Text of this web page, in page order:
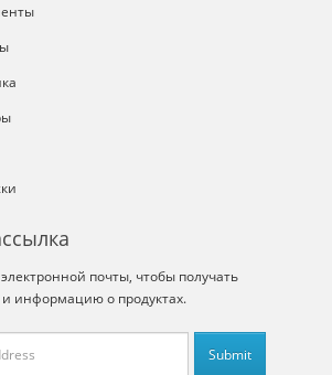
почты, чтобы получать
информацию о продуктах.